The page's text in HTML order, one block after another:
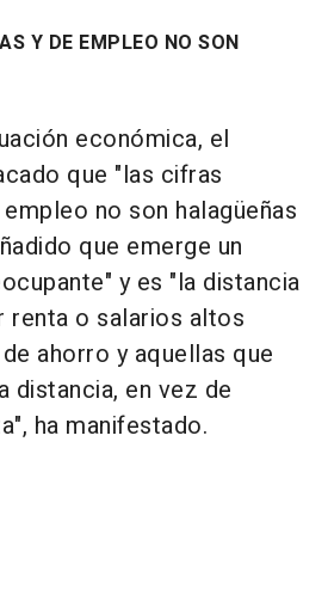
Y DE EMPLEO NO SON
económica, el
que "las cifras
no son halagüeñas
que emerge un
y es "la distancia
renta o salarios altos
ahorro y aquellas que
distancia, en vez de
ha manifestado.